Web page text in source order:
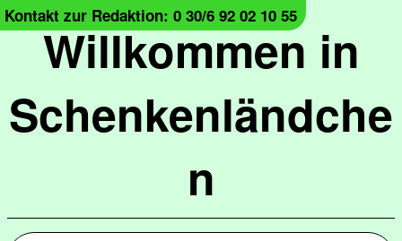
Willkommen in
Schenkenländche
n
Kontakt zur Redaktion: 0 30/6 92 02 10 55